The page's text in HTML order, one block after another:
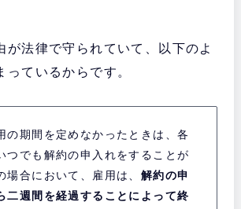
が法律で守られていて、以下のよ
っているからです。
の期間を定めなかったときは、各
つでも解約の申入れをすることが
場合において、雇用は、 解約の申
二週間を経過することによって終